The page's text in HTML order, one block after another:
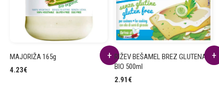
MAJORIŽA 165g
4.23€
RIŽEV BEŠAMEL BREZ GLUTENA
BIO 500ml
2.91 €